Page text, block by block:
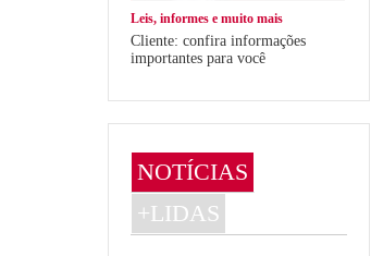
Leis, informes e muito mais
Cliente: confira informações
importantes para você
NOTÍCIAS
+LIDAS